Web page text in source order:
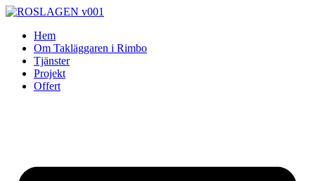
Skip
contentHem
Om Takläggaren i Rimbo
Tjänster
Projekt
Offert